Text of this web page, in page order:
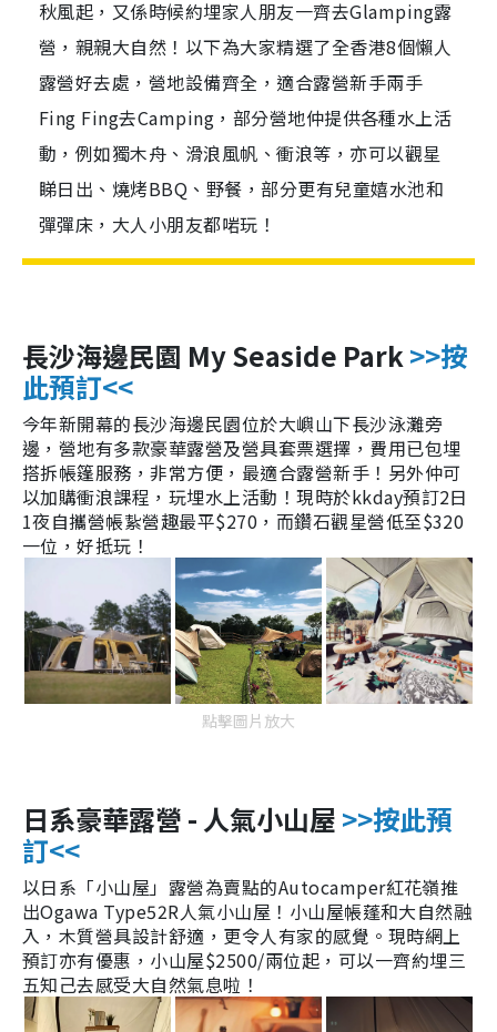
秋風起，又係時候約埋家人朋友一齊去Glamping露
營，親親大自然！以下為大家精選了全香港8個懶人
露營好去處，營地設備齊全，適合露營新手兩手
Fing Fing去Camping，部分營地仲提供各種水上活
動，例如獨木舟、滑浪風帆、衝浪等，亦可以觀星
睇日出、燒烤BBQ、野餐，部分更有兒童嬉水池和
彈彈床，大人小朋友都啱玩！
長沙海邊民園 My Seaside Park>>按
此預訂<<
今年新開幕的長沙海邊民園位於大嶼山下長沙泳灘旁
邊， 營地有多款豪華露營及營具套票選擇，費用已包埋
搭拆帳篷服務，非常方便，最適合露營新手！另外仲可
以加購衝浪課程，玩埋水上活動！現時於kkday預訂2日
1夜自攜營帳紥營趣最平$270，而鑽石觀星營低至$320
一位，好抵玩 ！
點擊圖片放大
日系豪華露營 - 人氣小山屋 >>按此預
訂<<
以日系「小山屋」 露營為賣點的Autocamper紅花嶺推
出Ogawa Type52R人氣小山屋！小山屋帳蓬和大自然融
入 ，木質營具設計舒適，更令人有家的感覺。現時網上
預訂亦有優惠 ，小山屋$2500/兩位起，可以一齊約埋三
五知己去感受大自然氣息啦！